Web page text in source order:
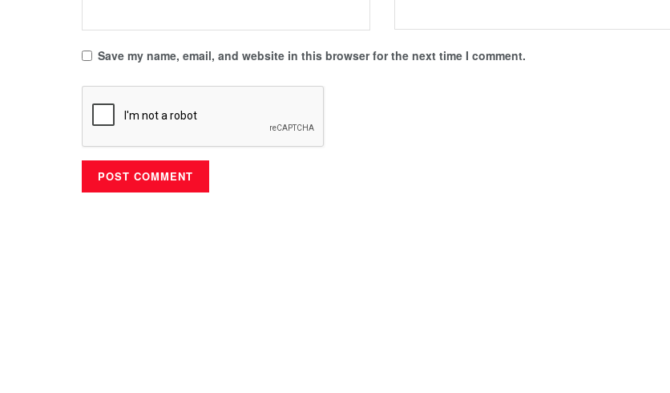
Save my name, email, and website in this browser for the next time I comment.